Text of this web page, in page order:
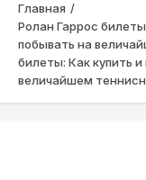
Главная
Ролан Гаррос
побывать на
билеты: Как купить
величайшем